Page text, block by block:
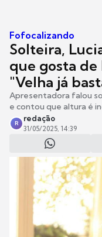
Fofocalizando
Solteira,
que gosta de
"Velha já
Apresentadora falou
e contou que altura é
R
redação
31/05/2025, 14:39